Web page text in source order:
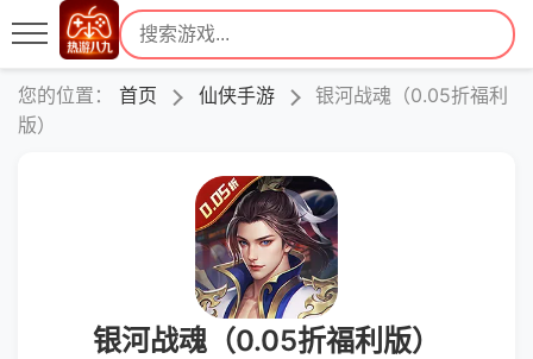
您的位置： 首页 仙侠手游
银河战魂（0.05折福利
版）
银河战魂（0.05折福利版）